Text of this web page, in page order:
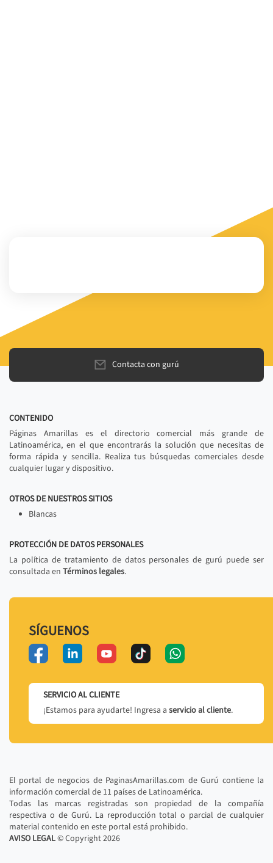
Contacta con gurú
CONTENIDO
Páginas Amarillas es el directorio comercial más grande de
Latinoamérica, en el que encontrarás la solución que necesitas de
forma rápida y sencilla. Realiza tus búsquedas comerciales desde
cualquier lugar y dispositivo.
OTROS DE NUESTROS SITIOS
Blancas
PROTECCIÓN DE DATOS PERSONALES
La política de tratamiento de datos personales de gurú puede ser
consultada en Términos legales.
SÍGUENOS
SERVICIO AL CLIENTE
¡Estamos para ayudarte! Ingresa a servicio al cliente.
El portal de negocios de PaginasAmarillas.com de Gurú contiene la
información comercial de 11 países de Latinoamérica.
Todas las marcas registradas son propiedad de la compañía
respectiva o de Gurú. La reproducción total o parcial de cualquier
material contenido en este portal está prohibido.
AVISO LEGAL© Copyright2026